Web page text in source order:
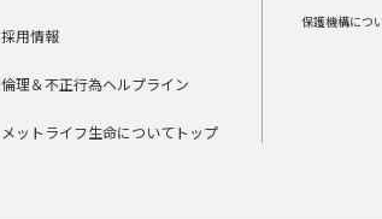
採用情報
倫理＆不正行為ヘルプライン
メットライフ生命についてトップ
保護機構につ